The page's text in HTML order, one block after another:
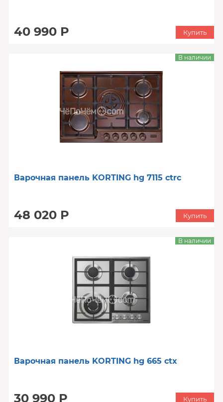
40 990 Р Купить
Варочная панель KORTING hg 7115 ctrc
48 020 Р
В наличии
Купить
Варочная панель KORTING hg 665 ctx
30 990 Р
В наличии
Купить